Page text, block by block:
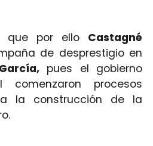
que por ello Castagné
de desprestigio en
pues el gobierno
procesos
la construcción de la